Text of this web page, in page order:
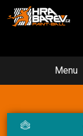
Menu